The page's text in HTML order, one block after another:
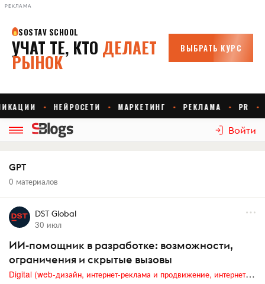
РЕКЛАМА
Войти
GPT
0 материалов
DST Global
30 июл
ИИ-помощник в разработке: возможности,
ограничения и скрытые вызовы
Digital (web-дизайн, интернет-реклама и продвижение, интернет-сообщества и блоги, интернет-коммуникации, мобильный маркетинг, реклама на цифровых экранах)